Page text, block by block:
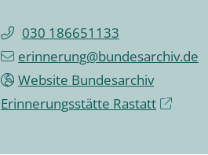
030 186651133
erinnerung@bundesarchiv.de
Website Bundesarchiv
Erinnerungsstätte Rastatt